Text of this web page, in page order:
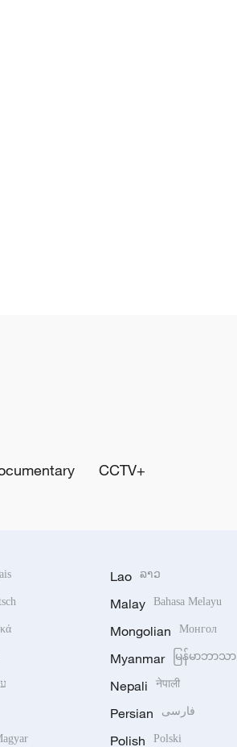
CCTV+
Lao ລາວ
Malay Bahasa Melayu
Mongolian Монгол
Myanmar မြန်မာဘာသာ
Nepali नेपाली
Persian فارسی
Polish Polski